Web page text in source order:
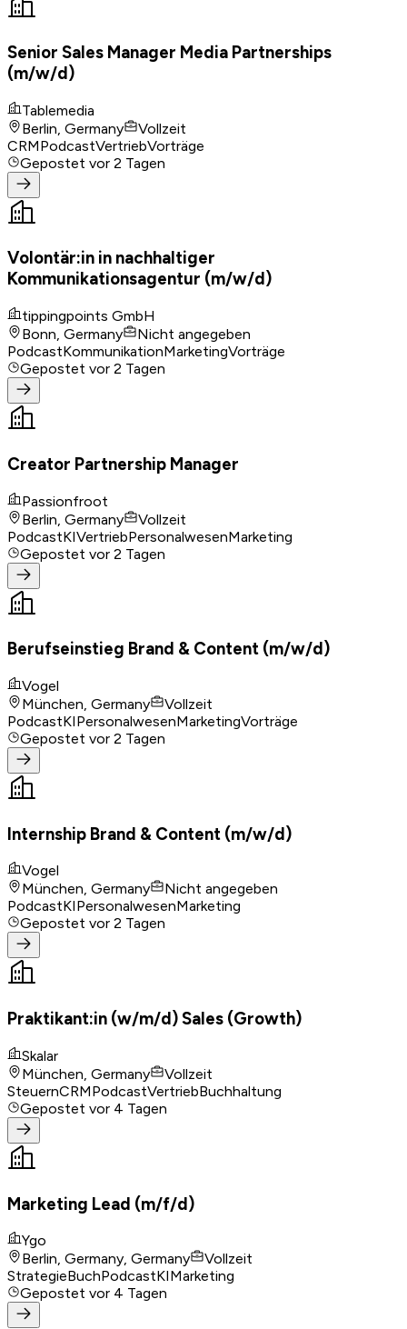
Senior Sales Manager Media Partnerships
(m/w/d)
Tablemedia
Berlin, Germany
Vollzeit
CRMPodcastVertriebVorträge
Gepostet vor 2 Tagen
Volontär:in in nachhaltiger
Kommunikationsagentur (m/w/d)
tippingpoints GmbH
Bonn, Germany
Nicht angegeben
PodcastKommunikationMarketingVorträge
Gepostet vor 2 Tagen
Creator Partnership Manager
Passionfroot
Berlin, Germany
Vollzeit
PodcastKIVertriebPersonalwesenMarketing
Gepostet vor 2 Tagen
Berufseinstieg Brand & Content (m/w/d)
Vogel
München, Germany
Vollzeit
PodcastKIPersonalwesenMarketingVorträge
Gepostet vor 2 Tagen
Internship Brand & Content (m/w/d)
Vogel
München, Germany
Nicht angegeben
PodcastKIPersonalwesenMarketing
Gepostet vor 2 Tagen
Praktikant:in (w/m/d) Sales (Growth)
Skalar
München, Germany
Vollzeit
SteuernCRMPodcastVertriebBuchhaltung
Gepostet vor 4 Tagen
Marketing Lead (m/f/d)
Ygo
Berlin, Germany, Germany
Vollzeit
StrategieBuchPodcastKIMarketing
Gepostet vor 4 Tagen